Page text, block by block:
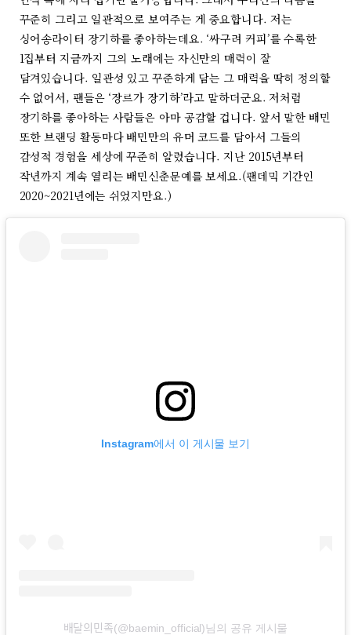
꾸준히 그리고 일관적으로 보여주는 게 중요합니다. 저는
싱어송라이터 장기하를 좋아하는데요. ‘싸구려 커피’를 수록한
1집부터 지금까지 그의 노래에는 자신만의 매력이 잘
담겨있습니다. 일관성 있고 꾸준하게 담는 그 매력을 딱히 정의할
수 없어서, 팬들은 ‘장르가 장기하’라고 말하더군요. 저처럼
장기하를 좋아하는 사람들은 아마 공감할 겁니다. 앞서 말한 배민
또한 브랜딩 활동마다 배민만의 유머 코드를 담아서 그들의
감성적 경험을 세상에 꾸준히 알렸습니다. 지난 2015년부터
작년까지 계속 열리는 배민신춘문예를 보세요.(팬데믹 기간인
2020~2021년에는 쉬었지만요.)
Instagram에서 이 게시물 보기
배달의민족(@baemin_official)님의 공유 게시물